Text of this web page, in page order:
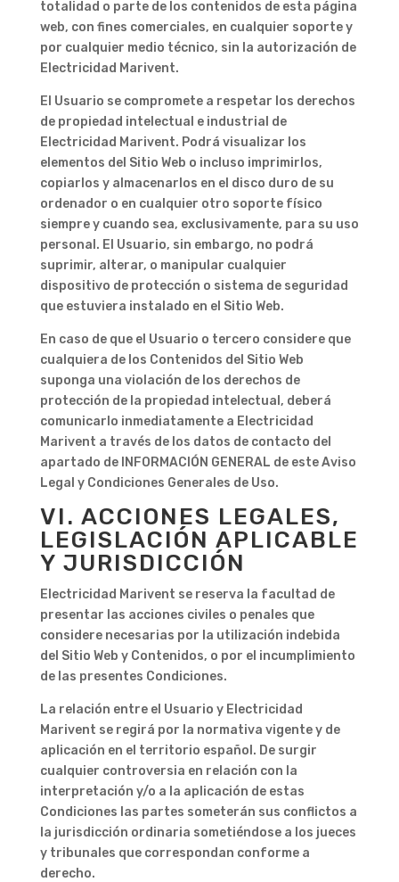
totalidad o parte de los contenidos de esta página
web, con fines comerciales, en cualquier soporte y
por cualquier medio técnico, sin la autorización de
Electricidad Marivent.
El Usuario se compromete a respetar los derechos
de propiedad intelectual e industrial de
Electricidad Marivent. Podrá visualizar los
elementos del Sitio Web o incluso imprimirlos,
copiarlos y almacenarlos en el disco duro de su
ordenador o en cualquier otro soporte físico
siempre y cuando sea, exclusivamente, para su uso
personal. El Usuario, sin embargo, no podrá
suprimir, alterar, o manipular cualquier
dispositivo de protección o sistema de seguridad
que estuviera instalado en el Sitio Web.
En caso de que el Usuario o tercero considere que
cualquiera de los Contenidos del Sitio Web
suponga una violación de los derechos de
protección de la propiedad intelectual, deberá
comunicarlo inmediatamente a Electricidad
Marivent a través de los datos de contacto del
apartado de INFORMACIÓN GENERAL de este Aviso
Legal y Condiciones Generales de Uso.
VI. ACCIONES LEGALES,
LEGISLACIÓN APLICABLE
Y JURISDICCIÓN
Electricidad Marivent se reserva la facultad de
presentar las acciones civiles o penales que
considere necesarias por la utilización indebida
del Sitio Web y Contenidos, o por el incumplimiento
de las presentes Condiciones.
La relación entre el Usuario y Electricidad
Marivent se regirá por la normativa vigente y de
aplicación en el territorio español. De surgir
cualquier controversia en relación con la
interpretación y/o a la aplicación de estas
Condiciones las partes someterán sus conflictos a
la jurisdicción ordinaria sometiéndose a los jueces
y tribunales que correspondan conforme a
derecho.